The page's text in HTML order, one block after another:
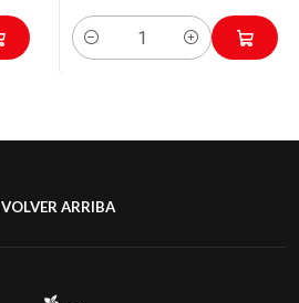
Cantidad
VOLVER ARRIBA